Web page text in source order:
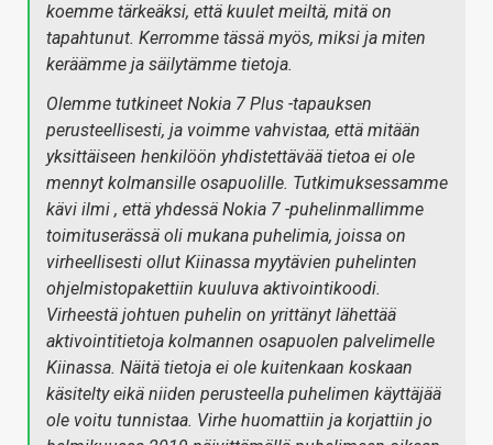
koemme tärkeäksi, että kuulet meiltä, mitä on
tapahtunut. Kerromme tässä myös, miksi ja miten
keräämme ja säilytämme tietoja.
Olemme tutkineet Nokia 7 Plus -tapauksen
perusteellisesti, ja voimme vahvistaa, että mitään
yksittäiseen henkilöön yhdistettävää tietoa ei ole
mennyt kolmansille osapuolille. Tutkimuksessamme
kävi ilmi , että yhdessä Nokia 7 -puhelinmallimme
toimituserässä oli mukana puhelimia, joissa on
virheellisesti ollut Kiinassa myytävien puhelinten
ohjelmistopakettiin kuuluva aktivointikoodi.
Virheestä johtuen puhelin on yrittänyt lähettää
aktivointitietoja kolmannen osapuolen palvelimelle
Kiinassa. Näitä tietoja ei ole kuitenkaan koskaan
käsitelty eikä niiden perusteella puhelimen käyttäjää
ole voitu tunnistaa. Virhe huomattiin ja korjattiin jo